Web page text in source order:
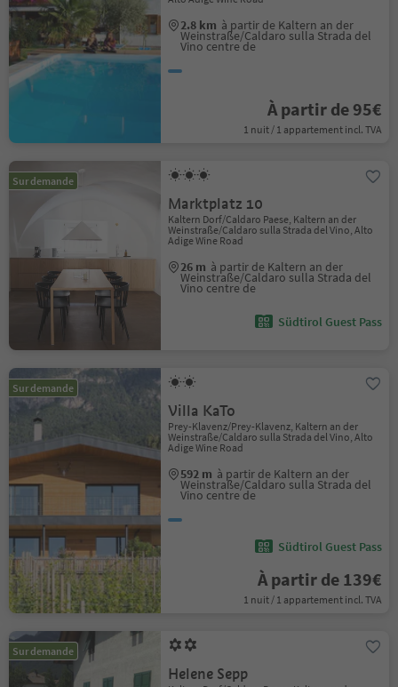
2.8 km à partir de Kaltern an der
Weinstraße/Caldaro sulla Strada del
Vino centre de
À partir de 95€
1 nuit / 1 appartement incl. TVA
Sur demande
Marktplatz 10
Kaltern Dorf/Caldaro Paese, Kaltern an der
Weinstraße/Caldaro sulla Strada del Vino, Alto
Adige Wine Road
26 m à partir de Kaltern an der
Weinstraße/Caldaro sulla Strada del
Vino centre de
Südtirol Guest Pass
Sur demande
Villa KaTo
Prey-Klavenz/Prey-Klavenz, Kaltern an der
Weinstraße/Caldaro sulla Strada del Vino, Alto
Adige Wine Road
592 m à partir de Kaltern an der
Weinstraße/Caldaro sulla Strada del
Vino centre de
Südtirol Guest Pass
À partir de 139€
1 nuit / 1 appartement incl. TVA
Sur demande
Helene Sepp